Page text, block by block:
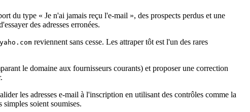
du type « Je n'ai jamais reçu l'e‑mail », des prospects perdus et une
des adresses erronées.
yaho.com reviennent sans cesse. Les attraper tôt est l'un des rares
le domaine aux fournisseurs courants) et proposer une correction
les adresses e‑mail à l'inscription en utilisant des contrôles comme la
soient soumises.